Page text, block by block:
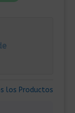
los Productos